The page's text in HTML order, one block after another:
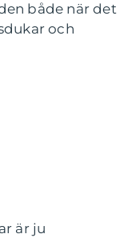
både när det
och
är ju